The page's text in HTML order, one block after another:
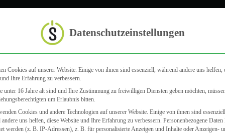
Datenschutz
Datenschutzeinstellungen
Cookies auf unserer Website. Einige von ihnen sind essenziell, während andere uns helfen,
Ihre Erfahrung zu verbessern.
unter 16 Jahre alt sind und Ihre Zustimmung zu freiwilligen Diensten geben möchten,
um Erlaubnis bitten.
Cookies und andere Technologien auf unserer Website. Einige von ihnen sind
andere uns helfen, diese Website und Ihre Erfahrung zu verbessern. Personenbezogene Daten
werden (z. B. IP-Adressen), z. B. für personalisierte Anzeigen und Inhalte oder Anzeigen-